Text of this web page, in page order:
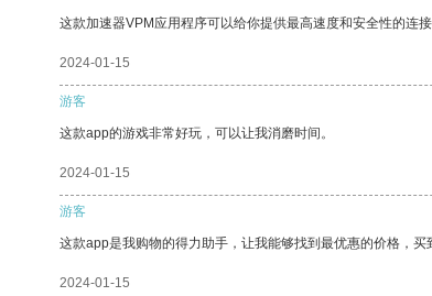
这款加速器VPM应用程序可以给你提供最高速度和安全性的连
2024-01-15
游客
这款app的游戏非常好玩，可以让我消磨时间。
2024-01-15
游客
这款app是我购物的得力助手，让我能够找到最优惠的价格，买
2024-01-15